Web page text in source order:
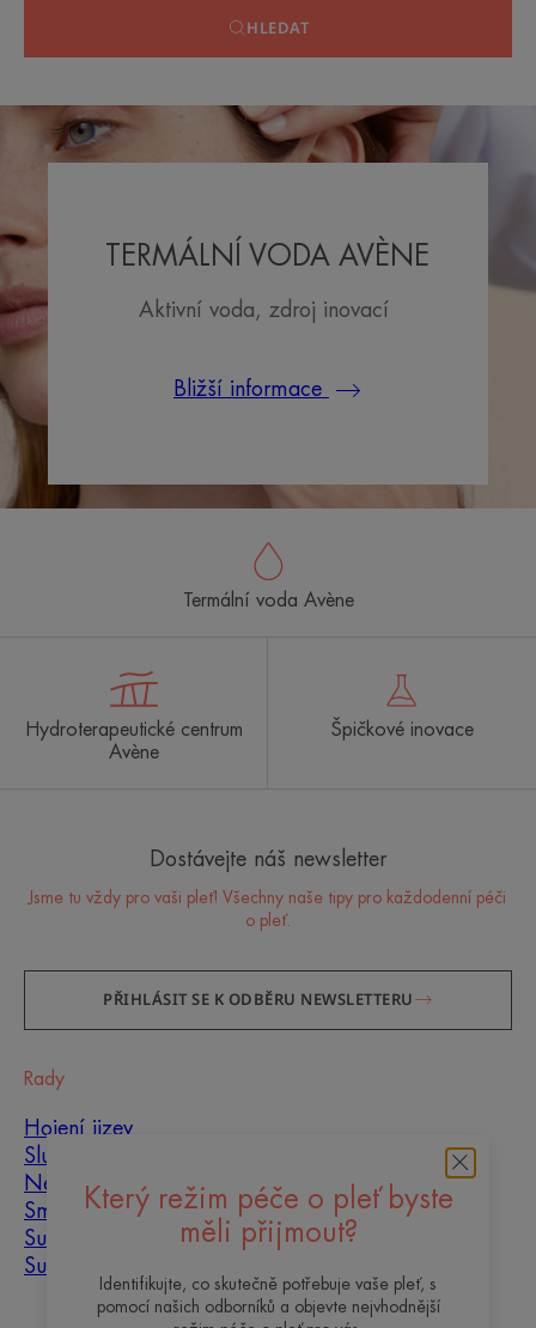
HLEDAT
TERMÁLNÍ VODA AVÈNE
Aktivní voda, zdroj inovací
Bližší informace
Který režim péče o pleť byste
měli přijmout?
Identifikujte, co skutečně potřebuje vaše pleť, s
pomocí našich odborníků a objevte nejvhodnější
Termální voda Avène
Hydroterapeutické centrum
Avène
Špičkové inovace
Dostávejte náš newsletter
Jsme tu vždy pro vaši pleť! Všechny naše tipy pro každodenní péči
o pleť.
PŘIHLÁSIT SE K ODBĚRU NEWSLETTERU
Rady
Hojení jizev
Slunce
Nedokonalosti pleti
Smíšená pleť
Suchá pleť
Suchost a dehydratace